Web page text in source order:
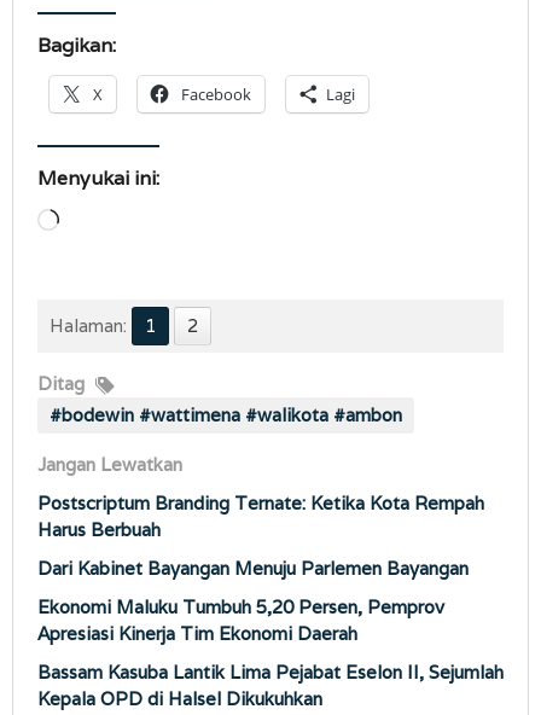
Bagikan:
X Facebook Lagi
Menyukai ini:
Memuat...
Halaman: 1 2
Ditag
#bodewin #wattimena #walikota #ambon
Jangan Lewatkan
Postscriptum Branding Ternate: Ketika Kota Rempah
Harus Berbuah
Dari Kabinet Bayangan Menuju Parlemen Bayangan
Ekonomi Maluku Tumbuh 5,20 Persen, Pemprov
Apresiasi Kinerja Tim Ekonomi Daerah
Bassam Kasuba Lantik Lima Pejabat Eselon II, Sejumlah
Kepala OPD di Halsel Dikukuhkan